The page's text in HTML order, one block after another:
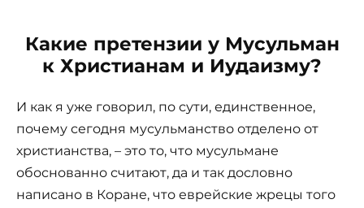
Какие претензии у Мусульман
к Христианам и Иудаизму?
И как я уже говорил, по сути, единственное,
почему сегодня мусульманство отделено от
христианства, – это то, что мусульмане
обоснованно считают, да и так дословно
написано в Коране, что еврейские жрецы того